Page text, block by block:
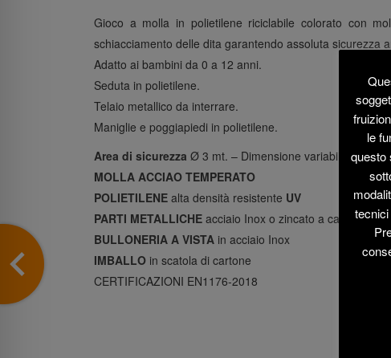
Gioco a molla in polietilene riciclabile colorato con
schiacciamento delle dita garantendo assoluta sicurezza
Adatto ai bambini da 0 a 12 anni.
Seduta in polietilene.
Telaio metallico da interrare.
Maniglie e poggiapiedi in polietilene.
Area di sicurezza Ø 3 mt. – Dimensione variabile circa
MOLLA ACCIAO TEMPERATO
POLIETILENE alta densità resistente UV
PARTI METALLICHE acciaio Inox o zincato a caldo
BULLONERIA A VISTA in acciaio Inox
IMBALLO in scatola di cartone
CERTIFICAZIONI EN1176-2018
le
questo